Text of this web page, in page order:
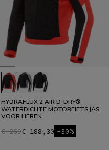
HYDRAFLUX 2 AIR D-DRY® -
WATERDICHTE MOTORFIETSJAS
VOOR HEREN
€ 269€ 188,30 -30%